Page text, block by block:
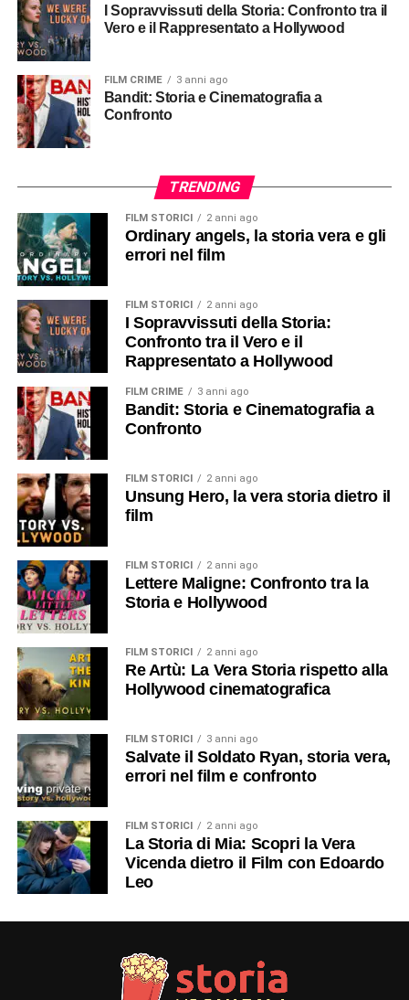
Vero e il Rappresentato a Hollywood
FILM CRIME 3 anni ago
Bandit: Storia e Cinematografia a
Confronto
TRENDING
FILM STORICI 2 anni ago
Ordinary angels, la storia vera e gli
errori nel film
FILM STORICI 2 anni ago
I Sopravvissuti della Storia:
Confronto tra il Vero e il
Rappresentato a Hollywood
FILM CRIME 3 anni ago
Bandit: Storia e Cinematografia a
Confronto
FILM STORICI 2 anni ago
Unsung Hero, la vera storia dietro il
film
FILM STORICI 2 anni ago
Lettere Maligne: Confronto tra la
Storia e Hollywood
FILM STORICI 2 anni ago
Re Artù: La Vera Storia rispetto alla
Hollywood cinematografica
FILM STORICI 3 anni ago
Salvate il Soldato Ryan, storia vera,
errori nel film e confronto
FILM STORICI 2 anni ago
La Storia di Mia: Scopri la Vera
Vicenda dietro il Film con Edoardo
Leo